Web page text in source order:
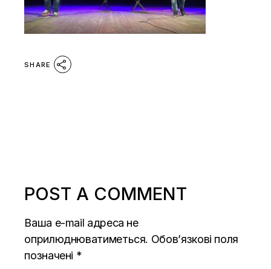
SHARE
POST A COMMENT
Ваша e-mail адреса не
оприлюднюватиметься. Обов’язкові поля
позначені *